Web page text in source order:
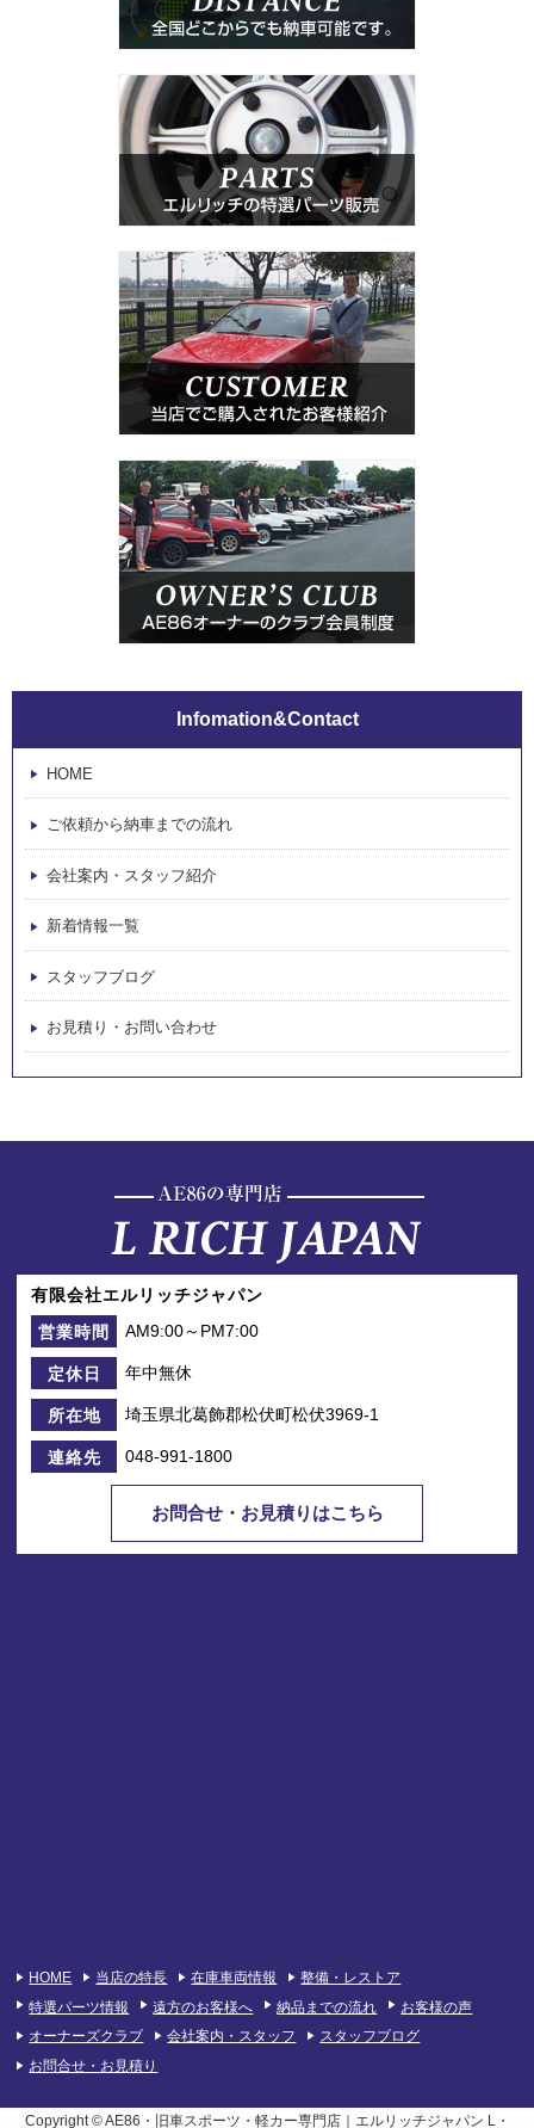
Infomation&Contact
HOME
ご依頼から納車までの流れ
会社案内・スタッフ紹介
新着情報一覧
スタッフブログ
お見積り・お問い合わせ
有限会社エルリッチジャパン
営業時間
AM9:00～PM7:00
定休日 年中無休
所在地 埼玉県北葛飾郡松伏町松伏3969-1
連絡先 048-991-1800
お問合せ・お見積りはこちら
HOME 当店の特長 在庫車両情報
整備・レストア
特選パーツ情報
遠方のお客様へ 納品までの流れ
お客様の声
オーナーズクラブ
会社案内・スタッフ
スタッフブログ
お問合せ・お見積り
Copyright © AE86・旧車スポーツ・軽カー専門店｜エルリッチジャパン L・